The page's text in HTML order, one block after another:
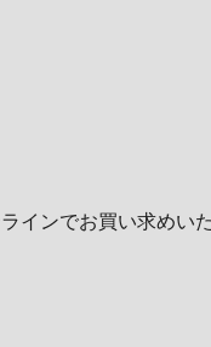
インでお買い求めい